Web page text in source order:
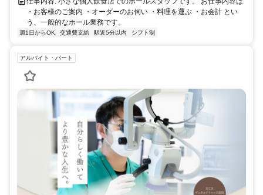
・お客様のご案内 ・オーダーのお伺い ・料理を運ぶ ・お会計 とい
う、一般的なホール業務です。
週1日からOK 交通費支給 駅近5分以内 シフト制
アルバイト・パート